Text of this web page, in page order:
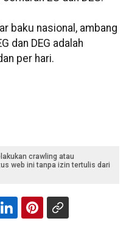
baku nasional, ambang
dan DEG adalah
per hari.
crawling atau
web ini tanpa izin tertulis dari